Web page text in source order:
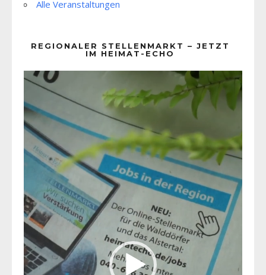
Alle Veranstaltungen
REGIONALER STELLENMARKT – JETZT
IM HEIMAT-ECHO
Player